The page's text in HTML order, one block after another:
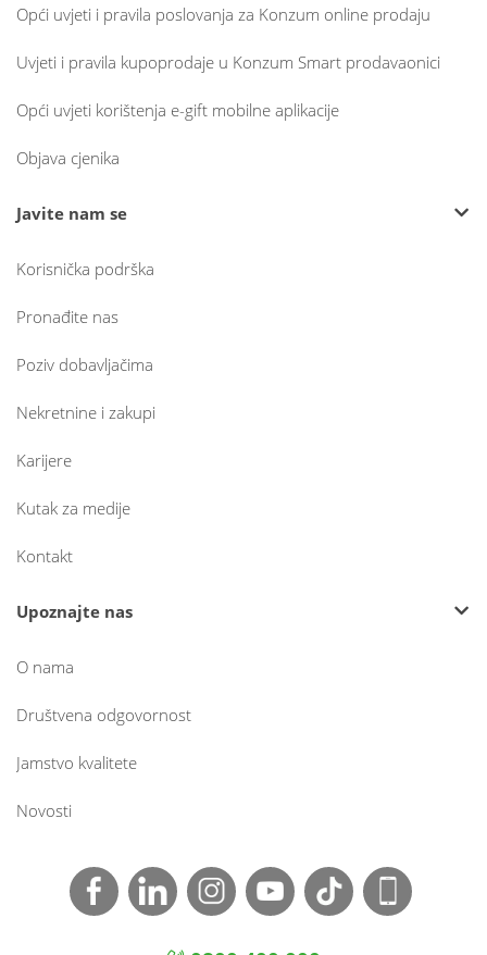
Opći uvjeti i pravila poslovanja za Konzum online prodaju
Uvjeti i pravila kupoprodaje u Konzum Smart prodavaonici
Opći uvjeti korištenja e-gift mobilne aplikacije
Objava cjenika
Javite nam se
Korisnička podrška
Pronađite nas
Poziv dobavljačima
Nekretnine i zakupi
Karijere
Kutak za medije
Kontakt
Upoznajte nas
O nama
Društvena odgovornost
Jamstvo kvalitete
Novosti